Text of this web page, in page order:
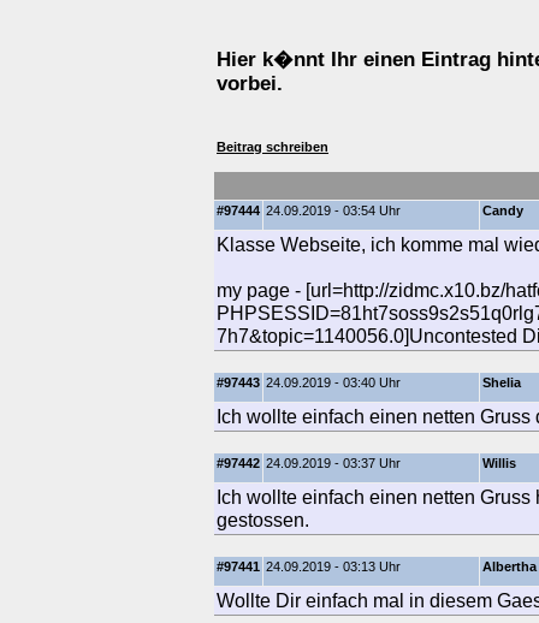
Hier k�nnt Ihr einen Eintrag
vorbei.
Beitrag schreiben
#97444 24.09.2019 - 03:54 Uhr Candy
Klasse Webseite, ich komme mal
my page - [url=http://zidmc.x10.bz/
7h7&topic=1140056.0]Uncontested
#97443 24.09.2019 - 03:40 Uhr Shelia
Ich wollte einfach einen netten
#97442 24.09.2019 - 03:37 Uhr Willis
Ich wollte einfach einen netten
gestossen.
#97441 24.09.2019 - 03:13 Uhr Albertha
Wollte Dir einfach mal in diesem